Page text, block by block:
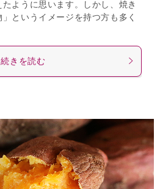
ように思います。しかし、焼き
というイメージを持つ方も多く
続きを読む